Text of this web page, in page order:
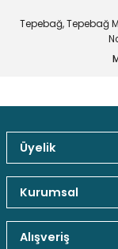
UPTECH A202M28 2.0
Ürün fiyatı
Bu ürüne
Tepebağ, Tepebağ
Üyelik
Kurumsal
Alışveriş